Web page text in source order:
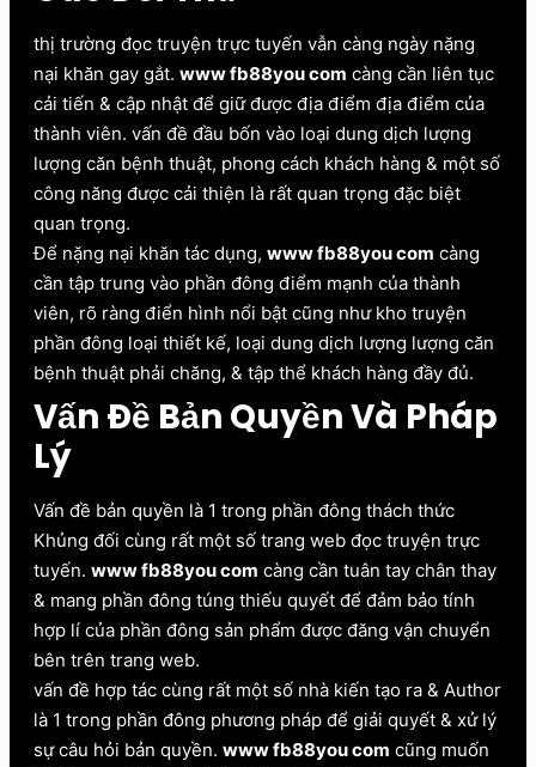
thị trường đọc truyện trực tuyến vẫn càng ngày nặng
nại khăn gay gắt. www fb88you com càng cần liên tục
cải tiến & cập nhật để giữ được địa điểm địa điểm của
thành viên. vấn đề đầu bốn vào loại dung dịch lượng
lượng căn bệnh thuật, phong cách khách hàng & một số
công năng được cải thiện là rất quan trọng đặc biệt
quan trọng.
Để nặng nại khăn tác dụng, www fb88you com càng
cần tập trung vào phần đông điểm mạnh của thành
viên, rõ ràng điển hình nổi bật cũng như kho truyện
phần đông loại thiết kế, loại dung dịch lượng lượng căn
bệnh thuật phải chăng, & tập thể khách hàng đầy đủ.
Vấn Đề Bản Quyền Và Pháp
Lý
Vấn đề bản quyền là 1 trong phần đông thách thức
Khủng đối cùng rất một số trang web đọc truyện trực
tuyến. www fb88you com càng cần tuân tay chân thay
& mang phần đông túng thiếu quyết để đảm bảo tính
hợp lí của phần đông sản phẩm được đăng vận chuyển
bên trên trang web.
vấn đề hợp tác cùng rất một số nhà kiến tạo ra & Author
là 1 trong phần đông phương pháp để giải quyết & xử lý
sự câu hỏi bản quyền. www fb88you com cũng muốn